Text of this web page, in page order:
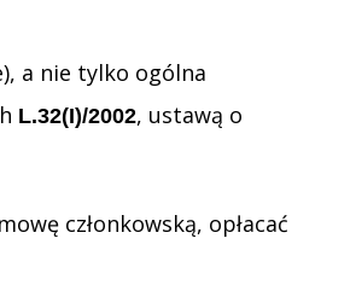
a nie tylko ogólna
L.32(I)/2002, ustawą o
członkowską, opłacać